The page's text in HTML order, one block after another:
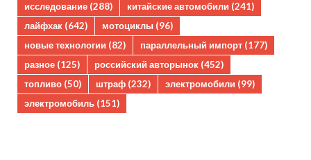
исследование (288) китайские автомобили (241)
лайфхак (642) мотоциклы (96)
новые технологии (82) параллельный импорт (177)
разное (125) российский авторынок (452)
топливо (50) штраф (232) электромобили (99)
электромобиль (151)